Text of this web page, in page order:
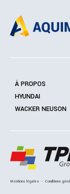
À PROPOS
HYUNDAI
WACKER NEUSON
Mentions légales - Conditions